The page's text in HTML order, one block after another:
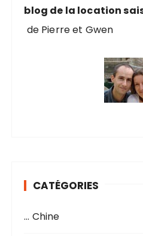
blog de la location
de Pierre et Gwen
CATÉGORIES
… Chine